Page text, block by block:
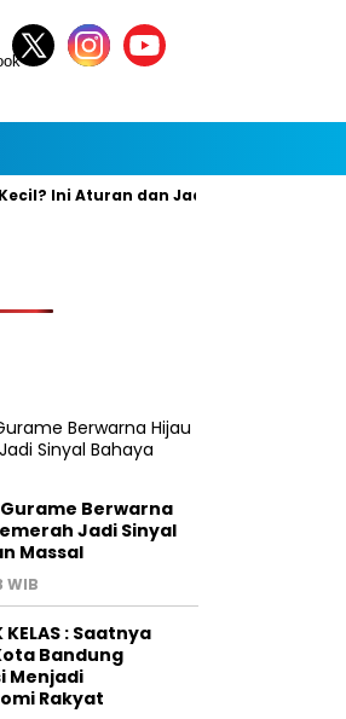
Aturan dan Jadwal Resminya
Berwarna
Jadi Sinyal
Massal
WIB
KELAS : Saatnya
Bandung
Menjadi
Rakyat